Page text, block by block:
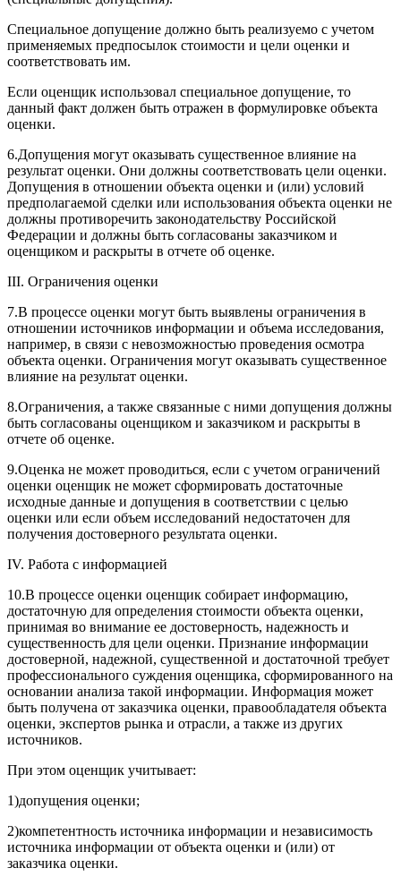
Специальное допущение должно быть реализуемо с учетом
применяемых предпосылок стоимости и цели оценки и
соответствовать им.
Если оценщик использовал специальное допущение, то
данный факт должен быть отражен в формулировке объекта
оценки.
6.Допущения могут оказывать существенное влияние на
результат оценки. Они должны соответствовать цели оценки.
Допущения в отношении объекта оценки и (или) условий
предполагаемой сделки или использования объекта оценки не
должны противоречить законодательству Российской
Федерации и должны быть согласованы заказчиком и
оценщиком и раскрыты в отчете об оценке.
III. Ограничения оценки
7.В процессе оценки могут быть выявлены ограничения в
отношении источников информации и объема исследования,
например, в связи с невозможностью проведения осмотра
объекта оценки. Ограничения могут оказывать существенное
влияние на результат оценки.
8.Ограничения, а также связанные с ними допущения должны
быть согласованы оценщиком и заказчиком и раскрыты в
отчете об оценке.
9.Оценка не может проводиться, если с учетом ограничений
оценки оценщик не может сформировать достаточные
исходные данные и допущения в соответствии с целью
оценки или если объем исследований недостаточен для
получения достоверного результата оценки.
IV. Работа с информацией
10.В процессе оценки оценщик собирает информацию,
достаточную для определения стоимости объекта оценки,
принимая во внимание ее достоверность, надежность и
существенность для цели оценки. Признание информации
достоверной, надежной, существенной и достаточной требует
профессионального суждения оценщика, сформированного на
основании анализа такой информации. Информация может
быть получена от заказчика оценки, правообладателя объекта
оценки, экспертов рынка и отрасли, а также из других
источников.
При этом оценщик учитывает:
1)допущения оценки;
2)компетентность источника информации и независимость
источника информации от объекта оценки и (или) от
заказчика оценки.